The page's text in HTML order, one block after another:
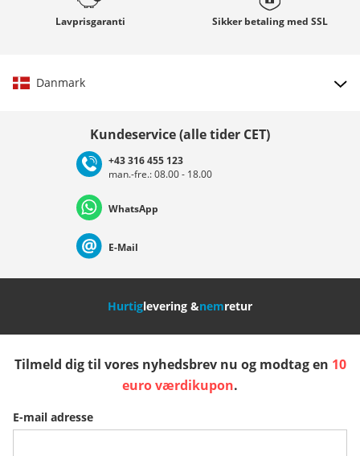
Lavprisgaranti Sikker betaling med SSL
Danmark
Deutschland Österreich
Nederland Italia (Italiano) Italien (Deutsch)
Slovenija
Belgique (Français) Danmark Norge
Kundeservice (alle tider CET)
+43 316 455 123
man.-fre.: 08.00 - 18.00
WhatsApp
E-Mail
Hurtiglevering &nemretur
Tilmeld dig til vores nyhedsbrev nu og modtag en 10
euro værdikupon.
E-mail adresse